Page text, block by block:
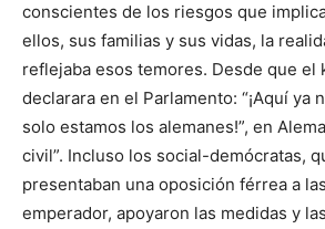
conscientes de los riesgos que
ellos, sus familias y sus vidas, la
reflejaba esos temores. Desde que el
declarara en el Parlamento: “¡Aquí ya
solo estamos los alemanes!”, en
civil”. Incluso los social-demócratas,
presentaban una oposición férrea a
emperador, apoyaron las medidas y